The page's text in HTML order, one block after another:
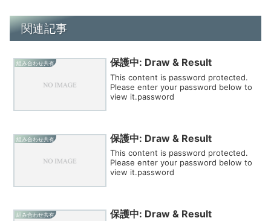
関連記事
組み合わせ共有 保護中: Draw & Result
This content is password protected.
Please enter your password below to
view it.password
組み合わせ共有 保護中: Draw & Result
This content is password protected.
Please enter your password below to
view it.password
組み合わせ共有 保護中: Draw & Result